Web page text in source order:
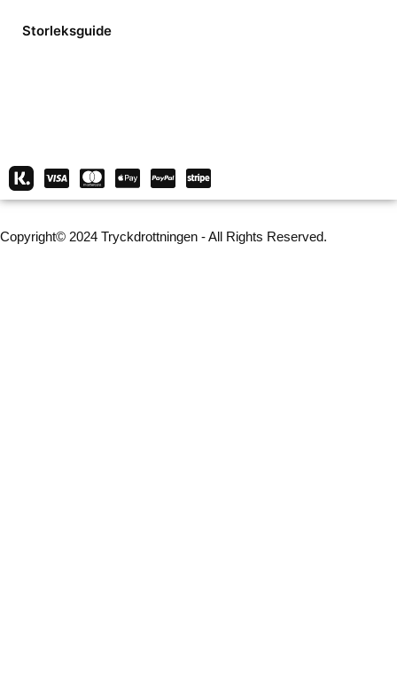
Storleksguide
Copyright© 2024 Tryckdrottningen - All Rights Reserved.